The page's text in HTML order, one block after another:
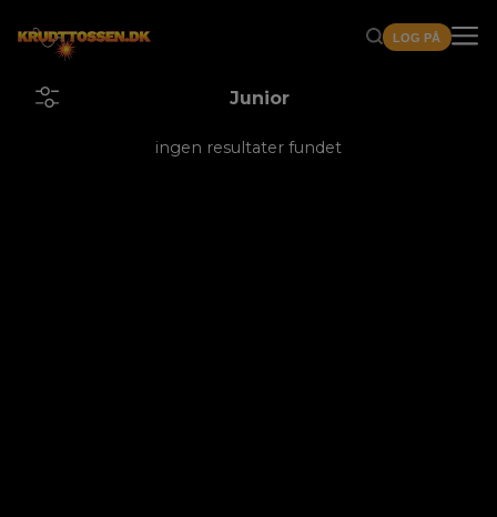
LOG PÅ
Junior
ingen resultater fundet